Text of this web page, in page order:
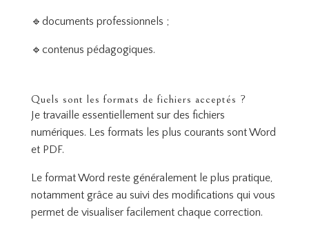
🔹documents professionnels ;
🔹contenus pédagogiques.
Quels sont les formats de fichiers acceptés ?
Je travaille essentiellement sur des fichiers
numériques. Les formats les plus courants sont Word
et PDF.
Le format Word reste généralement le plus pratique,
notamment grâce au suivi des modifications qui vous
permet de visualiser facilement chaque correction.